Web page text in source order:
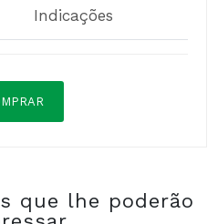
Indicações
que lhe poderão